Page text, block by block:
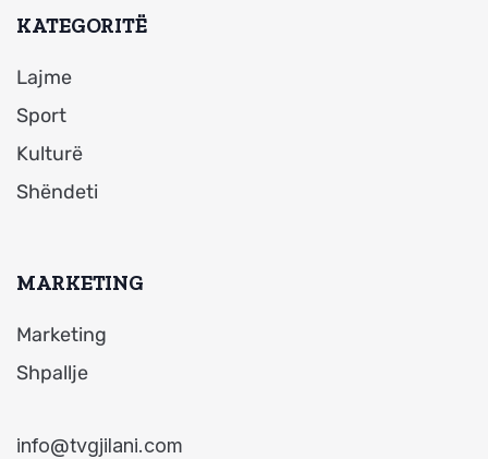
KATEGORITË
Lajme
Sport
Kulturë
Shëndeti
MARKETING
Marketing
Shpallje
info@tvgjilani.com